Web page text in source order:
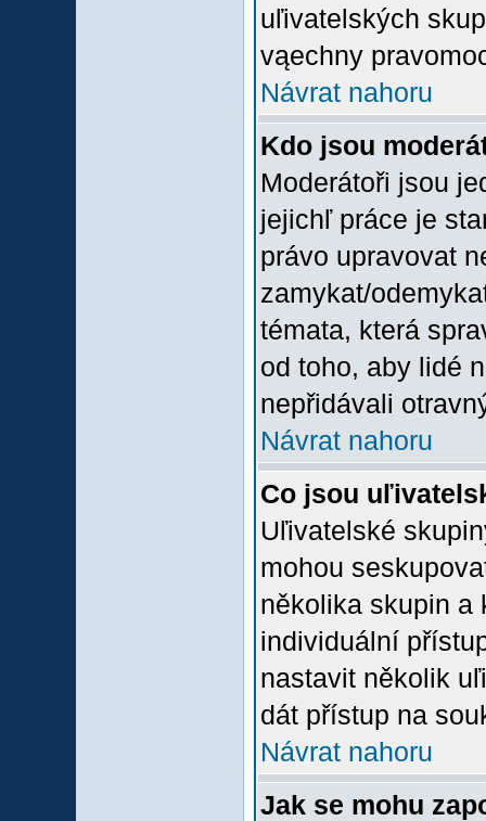
uľivatelských
vąechny
Návrat nahoru
Kdo jsou
Moderátoři jsou
jejichľ práce je
právo upravovat
zamykat/
témata, která
od toho, aby lidé
nepřidávali
Návrat nahoru
Co jsou
Uľivatelské
mohou
několika skupin a
individuální
nastavit několik
dát přístup na
Návrat nahoru
Jak se mohu